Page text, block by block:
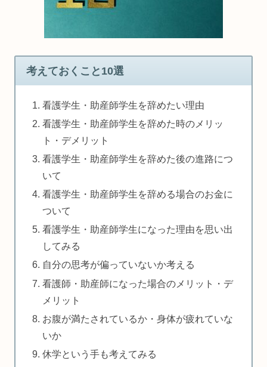
考えておくこと10選
看護学生・助産師学生を辞めたい理由
看護学生・助産師学生を辞めた時のメリッ
ト・デメリット
看護学生・助産師学生を辞めた後の進路につ
いて
看護学生・助産師学生を辞める場合のお金に
ついて
看護学生・助産師学生になった理由を思い出
してみる
自分の思考が偏っていないか考える
看護師・助産師になった場合のメリット・デ
メリット
お腹が満たされているか・身体が疲れていな
いか
休学という手も考えてみる